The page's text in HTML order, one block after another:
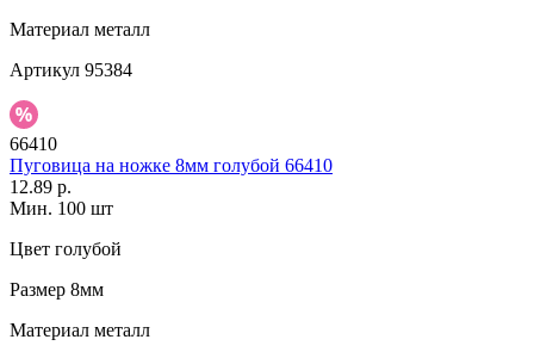
Материал металл
Артикул 95384
66410
Пуговица на ножке 8мм голубой 66410
12.89 р.
Мин. 100 шт
Цвет голубой
Размер 8мм
Материал металл